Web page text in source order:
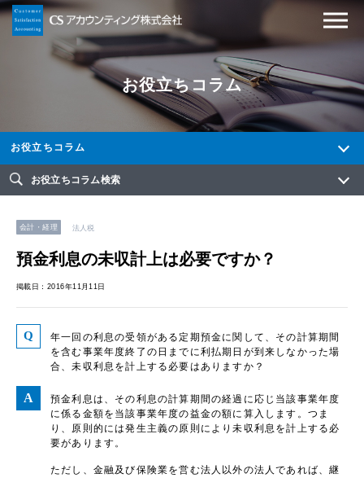
お役立ちコラム
お役立ちコラム
お役立ちコラム検索
会計・経理 法人税
預金利息の未収計上は必要ですか？
掲載日：2016年11月11日
年一回の利息の受領がある定期預金に関して、その計算期間
を含む事業年度終了の日までに利払期日が到来しなかった場
合、未収利息を計上する必要はありますか？
預金利息は、その利息の計算期間の経過に応じ当該事業年度
に係る金額を当該事業年度の益金の額に算入します。つま
り、原則的には発生主義の原則により未収利息を計上する必
要があります。
ただし、金融及び保険業を営む法人以外の法人であれば、継